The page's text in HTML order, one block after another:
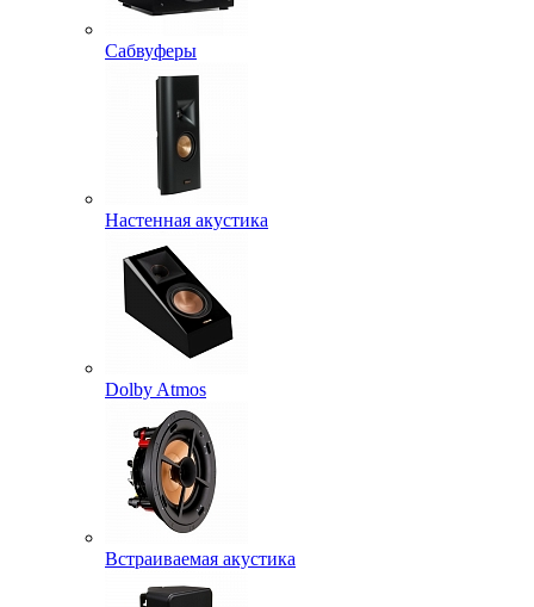
Сабвуферы
Настенная акустика
Dolby Atmos
Встраиваемая акустика